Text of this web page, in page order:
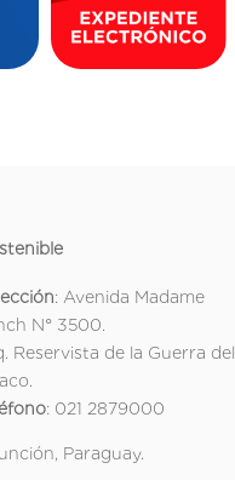
: Avenida Madame
N° 3500.
Reservista de la Guerra del
: 021 2879000
Paraguay.